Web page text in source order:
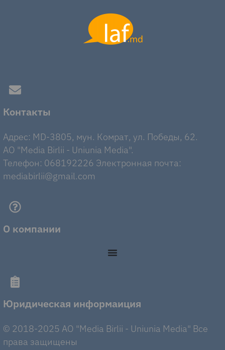
Контакты
Адрес: MD-3805, мун. Комрат, ул. Победы, 62.
AO "Media Birlii - Uniunia Media".
Телефон: 068192226 Электронная почта:
mediabirlii@gmail.com
О компании
Юридическая информаиция
© 2018-2025 AO "Media Birlii - Uniunia Media" Все
права защищены